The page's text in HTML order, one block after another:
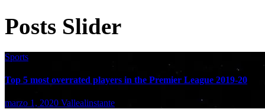
Posts Slider
Sports
Top 5 most overrated players in the Premier League 2019-20
marzo 1, 2020 Vallealinstante